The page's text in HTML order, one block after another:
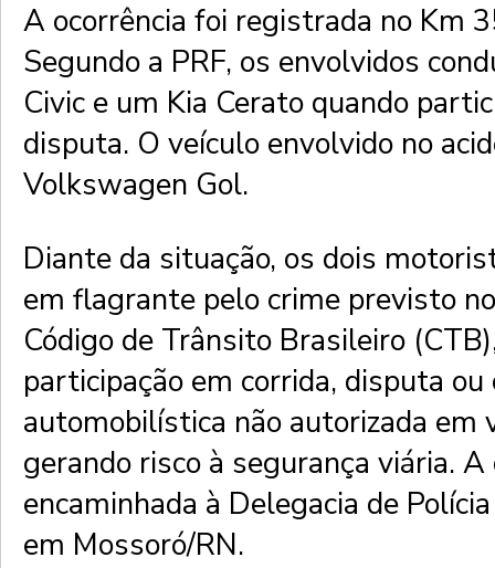
A ocorrência foi registrada no Km
Segundo a PRF, os envolvidos
Civic e um Kia Cerato quando
disputa. O veículo envolvido no
Volkswagen Gol.
Diante da situação, os dois
em flagrante pelo crime previsto
Código de Trânsito Brasileiro
participação em corrida, disputa
automobilística não autorizada em
gerando risco à segurança viária.
encaminhada à Delegacia de
em Mossoró/RN.